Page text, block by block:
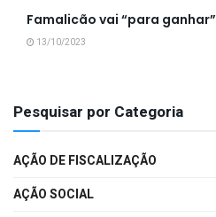
Famalicão vai “para ganhar”
13/10/2023
Pesquisar por Categoria
AÇÃO DE FISCALIZAÇÃO
AÇÃO SOCIAL